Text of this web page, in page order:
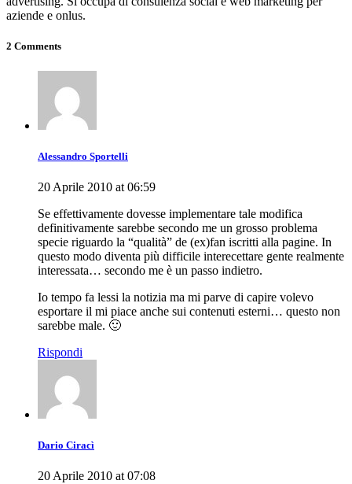
aziende e onlus.
2 Comments
Alessandro Sportelli
20 Aprile 2010 at 06:59
Se effettivamente dovesse implementare tale modifica
definitivamente sarebbe secondo me un grosso problema
specie riguardo la “qualità” de (ex)fan iscritti alla pagine. In
questo modo diventa più difficile interecettare gente realmente
interessata… secondo me è un passo indietro.
Io tempo fa lessi la notizia ma mi parve di capire volevo
esportare il mi piace anche sui contenuti esterni… questo non
sarebbe male. 🙂
Rispondi
Dario Ciracì
20 Aprile 2010 at 07:08